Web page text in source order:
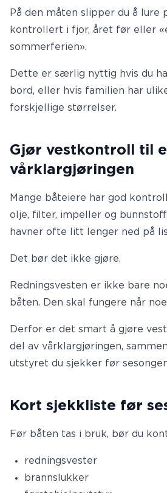
På den måten slipper du å lure
kontrollert i fjor, året før eller
sommerferien».
Dette er særlig nyttig hvis du
bord, eller hvis familien har
forskjellige størrelser.
Gjør vestkontroll til
vårklargjøringen
Mange båteiere har god
olje, filter, impeller og
havner ofte litt lenger ned på
Det bør det ikke gjøre.
Redningsvesten er ikke bare
båten. Den skal fungere når
Derfor er det smart å gjøre
del av vårklargjøringen,
utstyret du sjekker før
Kort sjekkliste før
Før båten tas i bruk, bør du
redningsvester
brannslukker